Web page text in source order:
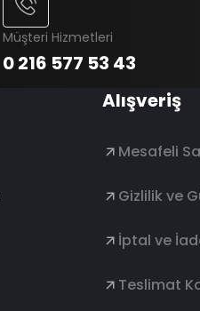
Müşteri Hizmetleri
0 216 577 53 43
Alışveriş
Mesafeli
Gizlilik ve
İptal ve
Teslimat